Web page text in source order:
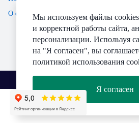
О файлах CookieМы используем файлы
и корректной работы сайта,
персонализации. Используя
на "Я согласен", вы
политикой использования
Я согласен